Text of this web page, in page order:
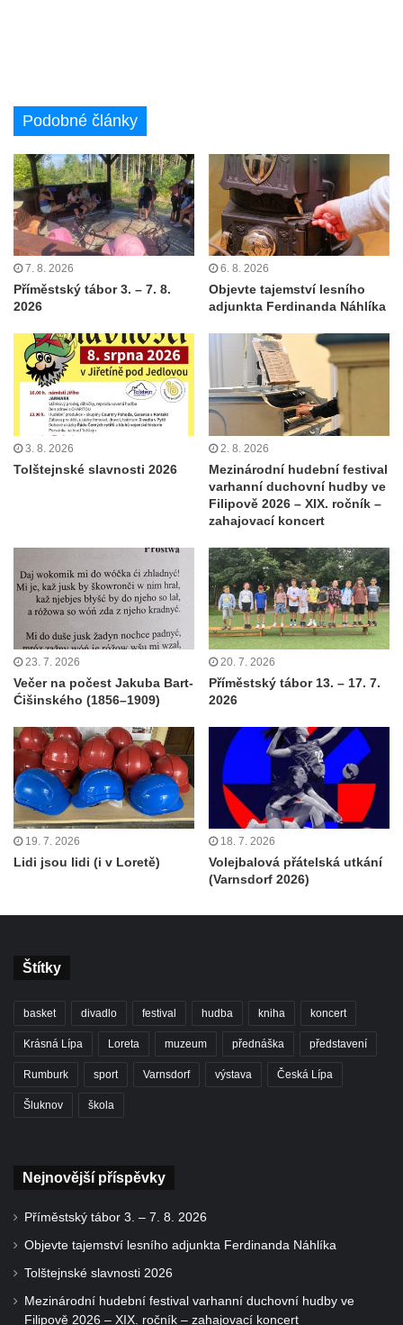
Podobné články
7. 8. 2026
Příměstský tábor 3. – 7. 8.
2026
6. 8. 2026
Objevte tajemství lesního
adjunkta Ferdinanda Náhlíka
3. 8. 2026
Tolštejnské slavnosti 2026
2. 8. 2026
Mezinárodní hudební festival
varhanní duchovní hudby ve
Filipově 2026 – XIX. ročník –
zahajovací koncert
23. 7. 2026
Večer na počest Jakuba Bart-
Ćišinského (1856–1909)
20. 7. 2026
Příměstský tábor 13. – 17. 7.
2026
19. 7. 2026
Lidi jsou lidi (i v Loretě)
18. 7. 2026
Volejbalová přátelská utkání
(Varnsdorf 2026)
Štítky
basket divadlo festival hudba kniha koncert
Krásná Lípa Loreta muzeum přednáška představení
Rumburk sport Varnsdorf výstava Česká Lípa
Šluknov škola
Nejnovější příspěvky
Příměstský tábor 3. – 7. 8. 2026
Objevte tajemství lesního adjunkta Ferdinanda Náhlíka
Tolštejnské slavnosti 2026
Mezinárodní hudební festival varhanní duchovní hudby ve
Filipově 2026 – XIX. ročník – zahajovací koncert